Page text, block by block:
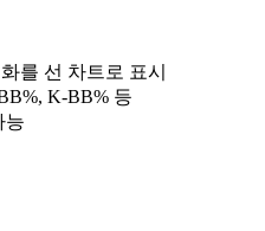
를 선 차트로 표시
K-BB% 등
능